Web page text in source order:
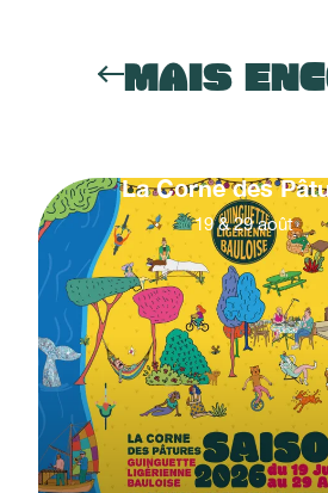
MAIS
La Corne des
19 & 29 août